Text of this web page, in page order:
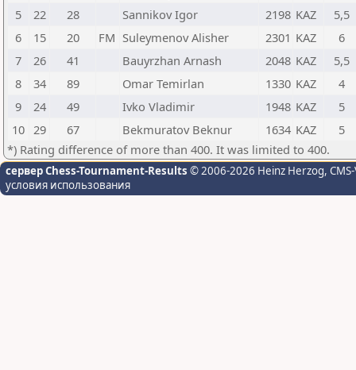
5
22 28 Sannikov Igor 2198 KAZ
5,5
6
15 20 FM Suleymenov Alisher 2301 KAZ
6
7
26 41 Bauyrzhan Arnash 2048 KAZ
5,5
8
34 89 Omar Temirlan 1330 KAZ
4
9
24 49 Ivko Vladimir 1948 KAZ
5
10 29 67 Bekmuratov Beknur 1634 KAZ
5
*) Rating difference of more than 400. It was limited to 400.
сервер Chess-Tournament-Results © 2006-2026 Heinz Herzog,
условия использования